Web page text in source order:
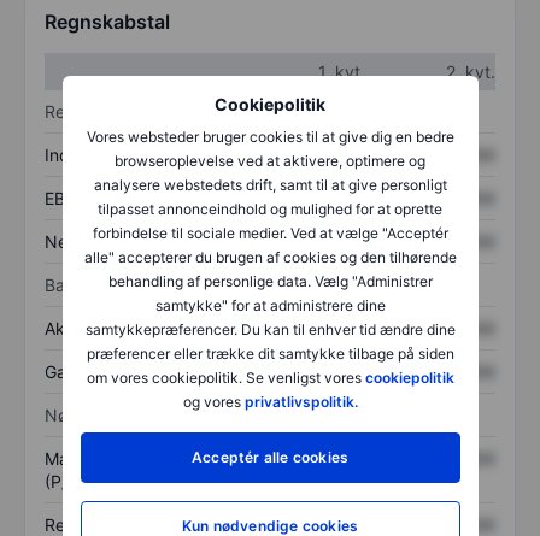
Cookiepolitik
Vores websteder bruger cookies til at give dig en bedre
browseroplevelse ved at aktivere, optimere og
analysere webstedets drift, samt til at give personligt
tilpasset annonceindhold og mulighed for at oprette
forbindelse til sociale medier. Ved at vælge "Acceptér
alle" accepterer du brugen af cookies og den tilhørende
behandling af personlige data. Vælg "Administrer
samtykke" for at administrere dine
samtykkepræferencer. Du kan til enhver tid ændre dine
præferencer eller trække dit samtykke tilbage på siden
om vores cookiepolitik. Se venligst vores cookiepolitik
og vores privatlivspolitik.
Acceptér alle cookies
Kun nødvendige cookies
Regnskabstal
1. kvt.
2. kvt.
Resultatopgørelse
Indtægter XXXXXXX XXXXXXX
EBITDA XXXXXXX XXXXXXX
Nettoresultat XXXXXXX XXXXXXX
Balance
Aktiver i alt XXXXXXX XXXXXXX
Gæld XXXXXXX XXXXXXX
Nøgletal
Markedsværdi/omsætning
(P/S)
XXXXXXX
Resultat pr. aktie (EPS) XXXXXXX